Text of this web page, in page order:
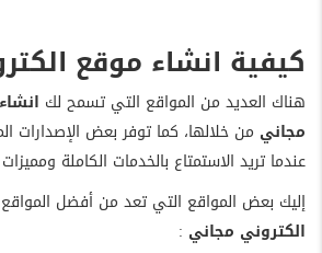
كيفية انشاء موقع
هناك العديد من المواقع التي تسمح لك
مجاني من خلالها، كما توفر بعض الإصدارات
عندما تريد الاستمتاع بالخدمات الكاملة
إليك بعض المواقع التي تعد من أفضل
الكتروني مجاني :